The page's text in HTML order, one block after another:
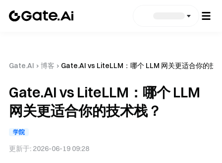
Gate.AI › 博客 › Gate.AI vs LiteLLM：哪个 LLM 网关更适合你的技
Gate.AI vs LiteLLM：哪个 LLM
网关更适合你的技术栈？
学院
更新于: 2026-06-19 09:28